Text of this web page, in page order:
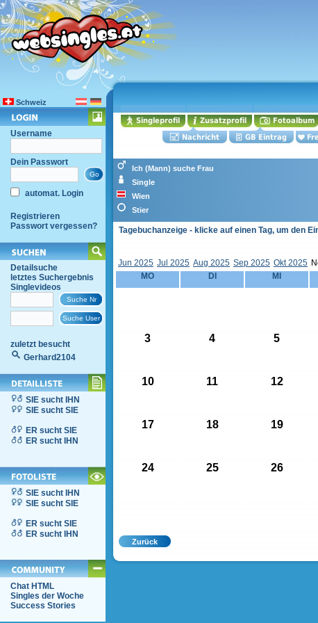
Schweiz
Username
Dein Passwort
automat. Login
Registrieren
Passwort vergessen?
Detailsuche
letztes Suchergebnis
Singlevideos
zuletzt besucht
Gerhard2104
SIE sucht IHN
SIE sucht SIE
ER sucht SIE
ER sucht IHN
SIE sucht IHN
SIE sucht SIE
ER sucht SIE
ER sucht IHN
Chat HTML
Singles der Woche
Success Stories
Ich (Mann) suche Frau
Single
Wien
Stier
Tagebuchanzeige - klicke auf einen Tag, um den
Jun 2025 Jul 2025 Aug 2025 Sep 2025 Okt 2025
MO
DI MI
3 4 5
10 11 12
17 18 19
24 25 26